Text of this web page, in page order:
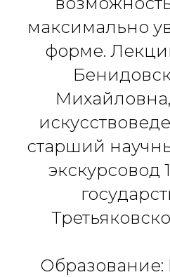
максимально
форме.
старший
экскурсовод
Образование: